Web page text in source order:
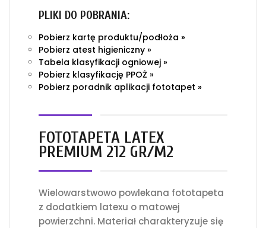
PLIKI DO POBRANIA:
Pobierz kartę produktu/podłoża »
Pobierz atest higieniczny »
Tabela klasyfikacji ogniowej »
Pobierz klasyfikację PPOŻ »
Pobierz poradnik aplikacji fototapet »
FOTOTAPETA LATEX
PREMIUM 212 GR/M2
Wielowarstwowo powlekana fototapeta
z dodatkiem latexu o matowej
powierzchni. Materiał charakteryzuje się